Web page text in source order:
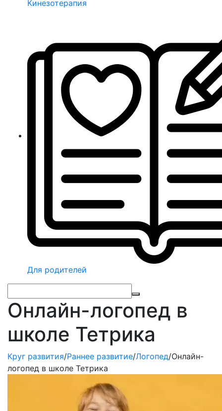
Кинезотерапия
Для родителей
Онлайн-логопед в
школе Тетрика
Круг развития/Раннее развитие/Логопед/Онлайн-
логопед в школе Тетрика